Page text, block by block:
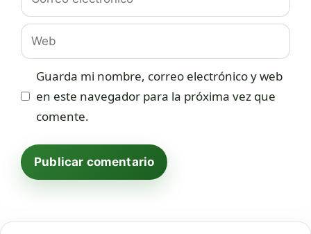
electrónico
Web
Guarda mi nombre, correo electrónico y web
en este navegador para la próxima vez que
comente.